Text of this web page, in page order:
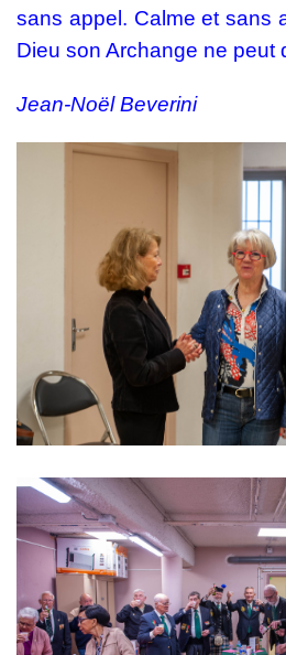
sans appel. Calme et sans
Dieu son Archange ne peut
Jean-Noël Beverini